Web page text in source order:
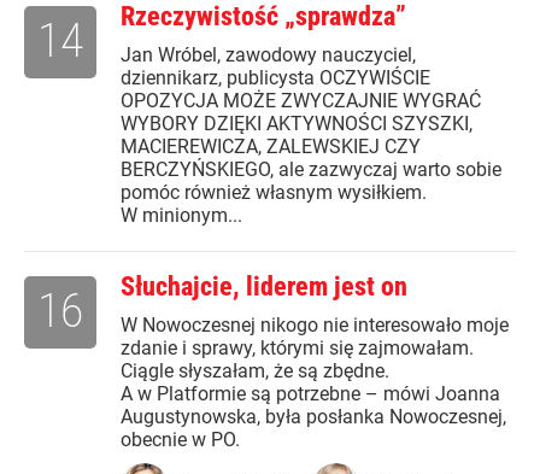
Rzeczywistość „sprawdza”
Jan Wróbel, zawodowy nauczyciel,
dziennikarz, publicysta OCZYWIŚCIE
OPOZYCJA MOŻE ZWYCZAJNIE WYGRAĆ
WYBORY DZIĘKI AKTYWNOŚCI SZYSZKI,
MACIEREWICZA, ZALEWSKIEJ CZY
BERCZYŃSKIEGO, ale zazwyczaj warto sobie
pomóc również własnym wysiłkiem.
W minionym...
14
Słuchajcie, liderem jest on
W Nowoczesnej nikogo nie interesowało moje
zdanie i sprawy, którymi się zajmowałam.
Ciągle słyszałam, że są zbędne.
A w Platformie są potrzebne – mówi Joanna
Augustynowska, była posłanka Nowoczesnej,
obecnie w PO.
16